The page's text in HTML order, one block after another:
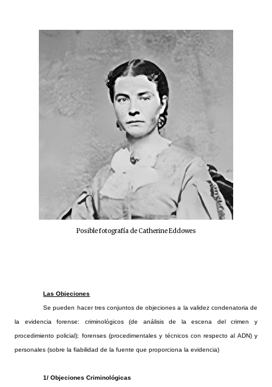
Posible fotografía de Catherine Eddowes
Las Objeciones
Se pueden hacer tres conjuntos de objeciones a la validez condenatoria de
la evidencia forense: criminológicos (de análisis de la escena del crimen y
procedimiento policial); forenses (procedimentales y técnicos con respecto al ADN) y
personales (sobre la fiabilidad de la fuente que proporciona la evidencia)
1/ Objeciones Criminológicas